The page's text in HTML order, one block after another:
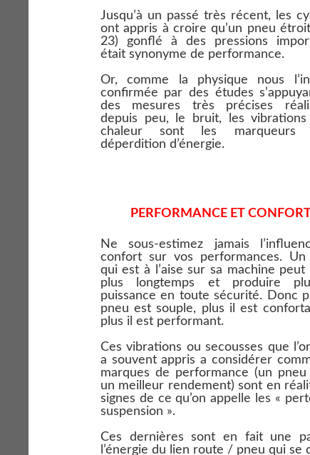
Jusqu’à un passé très récent, les
ont appris à croire qu’un pneu
23) gonﬂé à des pressions
était synonyme de performance.
Or, comme la physique nous
conﬁrmée par des études
des mesures très précises
depuis peu, le bruit, les
chaleur sont les marqueurs
déperdition d’énergie.
PERFORMANCE ET
Ne sous-estimez jamais
confort sur vos performances. Un
qui est à l’aise sur sa machine
plus longtemps et produire
puissance en toute sécurité. Donc
pneu est souple, plus il est
plus il est performant.
Ces vibrations ou secousses que
a souvent appris a considérer
marques de performance (un
un meilleur rendement) sont en
signes de ce qu’on appelle les «
suspension ».
Ces dernières sont en fait une
l’énergie du lien route / pneu qui se